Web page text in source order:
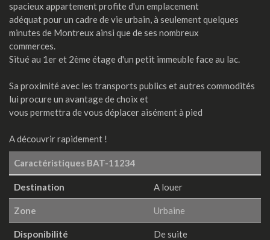
spacieux appartement profite d'un emplacement
adéquat pour un cadre de vie urbain, à seulement quelques
minutes de Montreux ainsi que de ses nombreux
commerces.
Situé au 1er et 2ème étage d'un petit immeuble face au lac.
Sa proximité avec les transports publics et autres commodités
lui procure un avantage de choix et
vous permettra de vous déplacer aisément à pied
A découvrir rapidement !
Caractéristiques BAT-11234
Destination A louer
Zone Urbaine
Disponibilité De suite